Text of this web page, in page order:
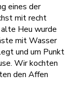
eines der
mit recht
Heu wurde
mit Wasser
und um Punkt
Wir kochten
den Affen